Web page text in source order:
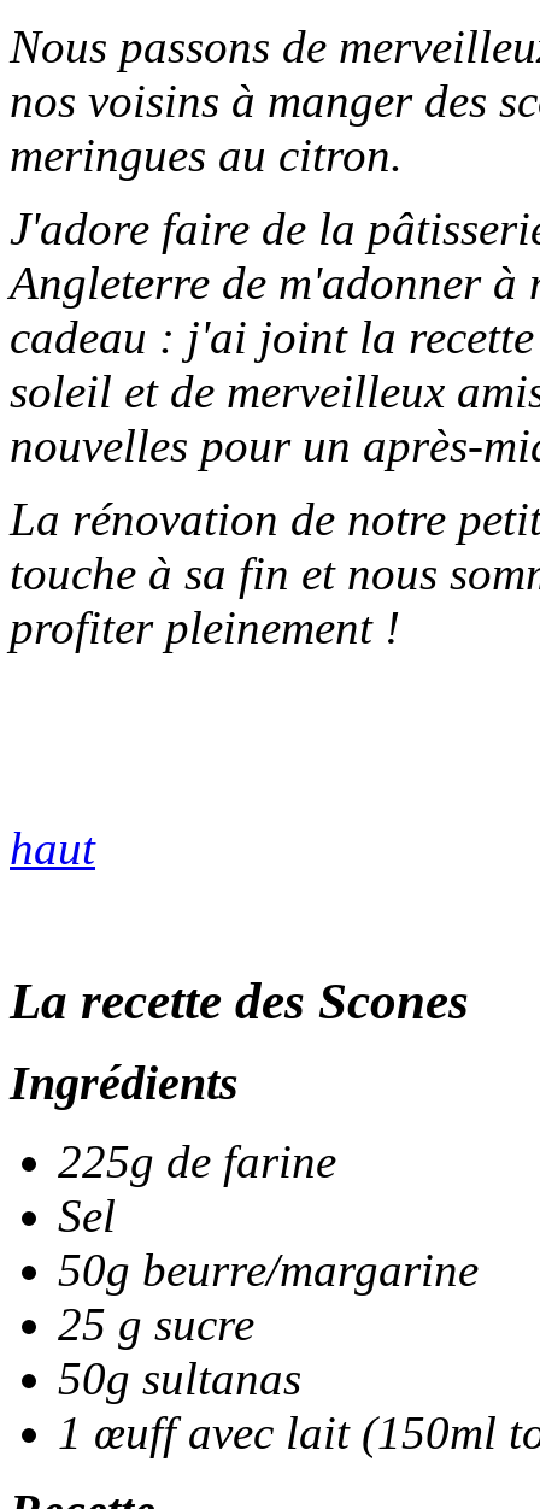
Nous passons de
nos voisins à manger des
meringues au citron.
J'adore faire de la
Angleterre de m'adonner
cadeau : j'ai joint la recette
soleil et de merveilleux
nouvelles pour un après-
La rénovation de notre
touche à sa fin et nous
profiter pleinement !
haut
La recette des Scones
Ingrédients
225g de farine
Sel
50g beurre/margarine
25 g sucre
50g sultanas
1 œuff avec lait (150ml